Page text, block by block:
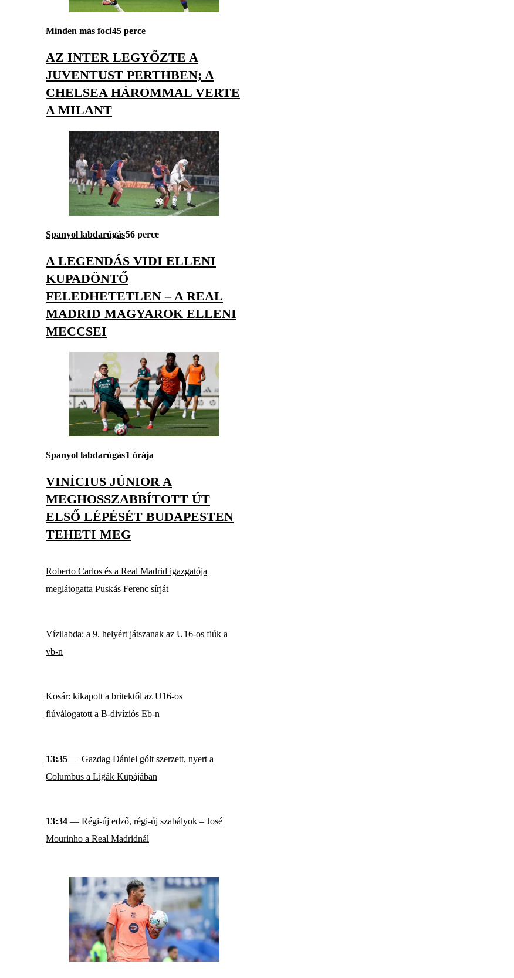
Minden más foci45 perce
AZ INTER LEGYŐZTE A
JUVENTUST PERTHBEN; A
CHELSEA HÁROMMAL VERTE
A MILANT
Spanyol labdarúgás56 perce
A LEGENDÁS VIDI ELLENI
KUPADÖNTŐ
FELEDHETETLEN – A REAL
MADRID MAGYAROK ELLENI
MECCSEI
Spanyol labdarúgás1 órája
VINÍCIUS JÚNIOR A
MEGHOSSZABBÍTOTT ÚT
ELSŐ LÉPÉSÉT BUDAPESTEN
TEHETI MEG
Roberto Carlos és a Real Madrid igazgatója
meglátogatta Puskás Ferenc sírját
Vízilabda: a 9. helyért játszanak az U16-os fiúk a
vb-n
Kosár: kikapott a britektől az U16-os
fiúválogatott a B-divíziós Eb-n
13:35 — Gazdag Dániel gólt szerzett, nyert a
Columbus a Ligák Kupájában
13:34 — Régi-új edző, régi-új szabályok – José
Mourinho a Real Madridnál